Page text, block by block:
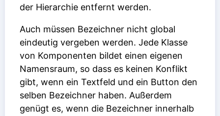
der Hierarchie entfernt werden.
Auch müssen Bezeichner nicht global
eindeutig vergeben werden. Jede Klasse
von Komponenten bildet einen eigenen
Namensraum, so dass es keinen Konflikt
gibt, wenn ein Textfeld und ein Button den
selben Bezeichner haben. Außerdem
genügt es, wenn die Bezeichner innerhalb